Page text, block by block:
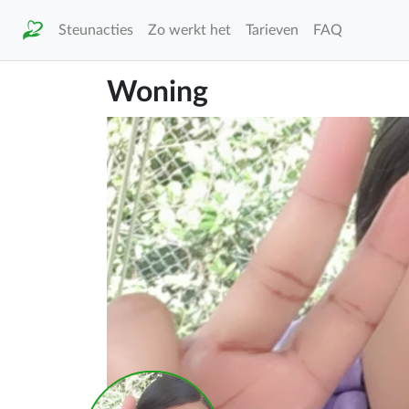
Steunacties Zo werkt het Tarieven FAQ
Woning